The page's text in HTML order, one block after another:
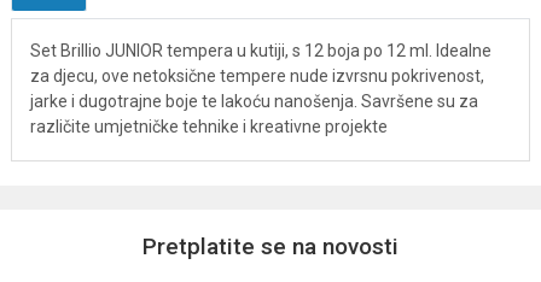
Set Brillio JUNIOR tempera u kutiji, s 12 boja po 12 ml. Idealne
za djecu, ove netoksične tempere nude izvrsnu pokrivenost,
jarke i dugotrajne boje te lakoću nanošenja. Savršene su za
različite umjetničke tehnike i kreativne projekte
Pretplatite se na novosti